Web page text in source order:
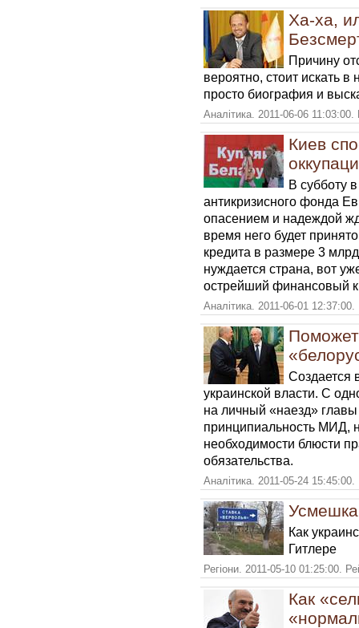
Ха-ха,
Причину
вероятно, стоит искать в
просто биография и
Аналітика. 2011-06-06
Киев
В субботу
антикризисного фонда
опасением и надеждой
время него будет
кредита в размере 3
нуждается страна, вот
острейший финансовый
Аналітика. 2011-06-01
Создается
украинской власти. С
на личный «наезд»
принципиальность МИД,
необходимости блюсти
обязательства.
Аналітика. 2011-05-24
Как
Гитлере
Регіони. 2011-05-10 01:25:00.
Как